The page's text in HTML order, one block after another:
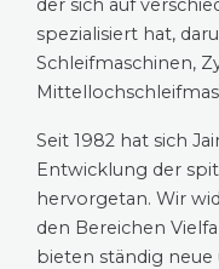
spezialisiert hat,
Schleifmaschinen,
Seit 1982 hat sich
Entwicklung der
hervorgetan. Wir
den Bereichen
bieten ständig neue